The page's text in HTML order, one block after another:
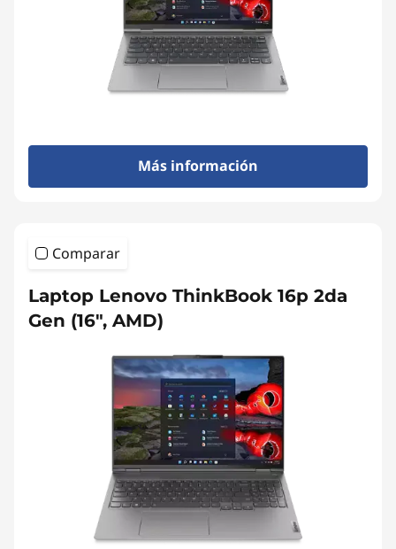
Más información
Comparar
Laptop Lenovo ThinkBook 16p 2da
Gen (16", AMD)